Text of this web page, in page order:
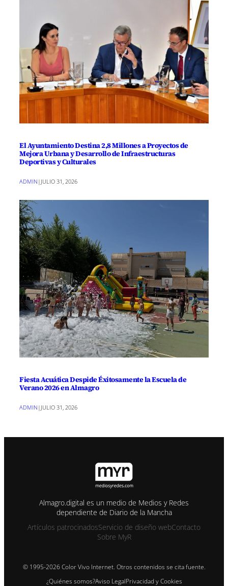
El Ayuntamiento Destina 2,8 Millones a Proyectos de
Mejora Urbana y Desarrollo de Infraestructuras
Deportivas y Culturales
ADMIN | JULIO 31, 2026
Fiesta Acuática Despide Éxitosamente la Escuela de
Verano 2026 en Almagro
ADMIN | JULIO 31, 2026
Almagro.digital es un medio de Medios y Redes
dependiente de Diario de la Mancha
Artículos patrocinadosServicio de diseño webContacto
Sobre MyR
© 1995-2026 Color Vivo Internet. Otros contenidos se cita fuente.
¿Quiénes somos?Aviso LegalPrivacidad y Cookies